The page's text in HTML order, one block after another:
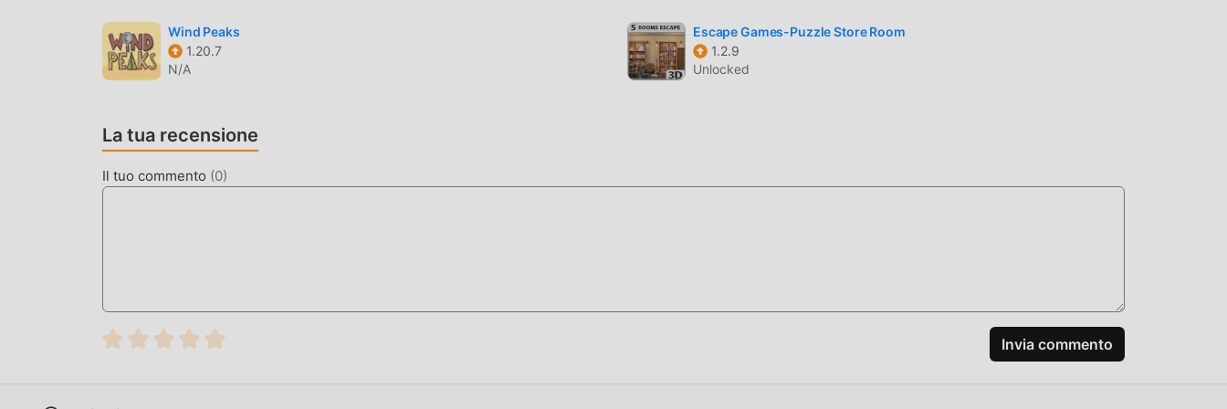
Basta fare clic sul pulsante di download per installare l'APP moddroid, puoi scaricare direttamente la versione mod
gratuita Spooky 57 nel pacchetto di installazione moddroid con un clic e ci sono più giochi mod popolari gratuiti
Wind Peaks
1.20.7
N/A
Escape Games-Puzzle Store Room
1.2.9
Unlocked
La tua recensione
Il tuo commento (0)
Invia commento